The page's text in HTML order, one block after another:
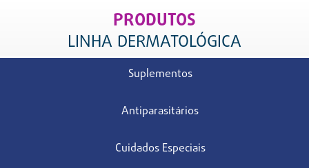
PRODUTOS
LINHA DERMATOLÓGICA
Suplementos
Antiparasitários
Cuidados Especiais